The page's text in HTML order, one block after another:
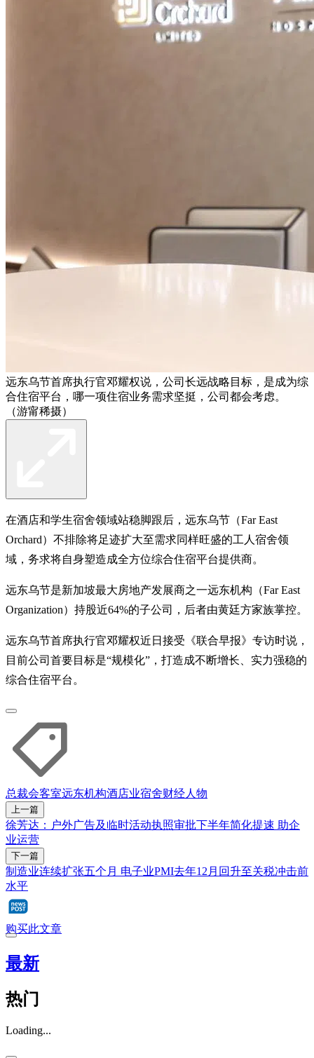
远东乌节首席执行官邓耀权说，公司长远战略目标，是成为综
合住宿平台，哪一项住宿业务需求坚挺，公司都会考虑。
（游甯稀摄）
在酒店和学生宿舍领域站稳脚跟后，远东乌节（Far East
Orchard）不排除将足迹扩大至需求同样旺盛的工人宿舍领
域，务求将自身塑造成全方位综合住宿平台提供商。
远东乌节是新加坡最大房地产发展商之一远东机构（Far East
Organization）持股近64%的子公司，后者由黄廷方家族掌控。
远东乌节首席执行官邓耀权近日接受《联合早报》专访时说，
目前公司首要目标是“规模化”，打造成不断增长、实力强稳的
综合住宿平台。
总裁会客室远东机构酒店业宿舍财经人物
上一篇
徐芳达：户外广告及临时活动执照审批下半年简化提速 助企
业运营
下一篇
制造业连续扩张五个月 电子业PMI去年12月回升至关税冲击前
水平
购买此文章
最新
热门
Loading...